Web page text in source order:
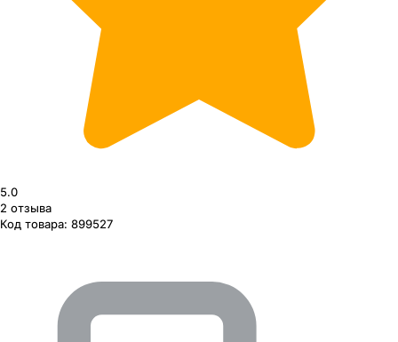
5.0
2 отзыва
Код товара: 899527